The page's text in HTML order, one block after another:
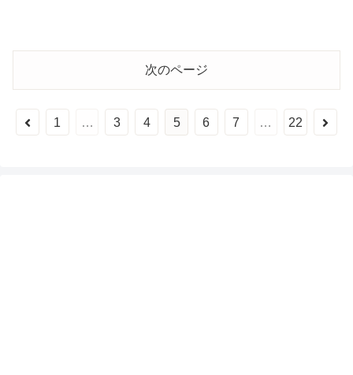
次のページ
前
1 … 3 4 5 6 7 … 22
次